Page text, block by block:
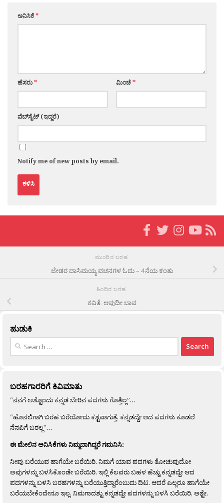
ಅನಿಸಿಕೆ*
ಹೆಸರು* ಮಿಂಚೆ*
ವೆಬ್‌ಸೈಟ್ (ಇದ್ದರೆ)
Notify me of new posts by email.
ಮುಂದಿನ ಬರಹ
ಜೇಡರ ದಾಸಿಮಯ್ಯ ವಚನಗಳ ಓದು – 4ನೆಯ ಕಂತು
ಹಿಂದಿನ ಬರಹ
ಕವಿತೆ: ಆವುದೀ ಬಾವ
ಹುಡುಕಿ
Search
ಬರಹಗಾರರಿಗೆ ಕಿವಿಮಾತು
“ನನಗೆ ಅಶ್ಟೊಂದು ಕನ್ನಡ ಬೇರಿನ ಪದಗಳು ಗೊತ್ತಿಲ್ಲ”…
“ಹೊನಲಿಗಾಗಿ ಬರಹ ಬರೆಯೋದು ಕಶ್ಟವಾಗುತ್ತೆ. ಕನ್ನಡದ್ದೇ ಆದ ಪದಗಳು ಕೂಡಲೆ
ನೆನಪಿಗೆ ಬರಲ್ಲ”…
ಈ ಮೇಲಿನ ಅನಿಸಿಕೆಗಳು ನಿಮ್ಮದಾಗಿದ್ದರೆ ಗಮನಿಸಿ:
ನೀವು ಬರೆಯುವ ಹಾಗೆಯೇ ಬರೆಯಿರಿ. ನಿಮಗೆ ಯಾವ ಪದಗಳು ತೋಚುವುದೋ
ಅವುಗಳನ್ನು ಬಳಸಿಕೊಂಡೇ ಬರೆಯಿರಿ. ಇಲ್ಲಿ ಕೆಲವರು ಬಹಳ ಹೆಚ್ಚು ಕನ್ನಡದ್ದೇ ಆದ
ಪದಗಳನ್ನು ಬಳಸಿ ಬರಹಗಳನ್ನು ಬರೆಯುತ್ತಿದ್ದಾರೆಂಬುದು ದಿಟ. ಆದರೆ ಎಲ್ಲರೂ ಹಾಗೆಯೇ
ಬರೆಯಬೇಕೆಂದೇನೂ ಇಲ್ಲ. ನಿಮಗಾದಶ್ಟು ಕನ್ನಡದ್ದೇ ಪದಗಳನ್ನು ಬಳಸಿ ಬರೆಯಿರಿ, ಅಶ್ಟೇ.